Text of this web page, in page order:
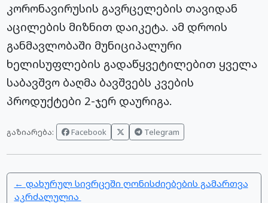
კორონავირუსის გავრცელების თავიდან
აცილების მიზნით დაიკეტა. ამ დროის
განმავლობაში მუნიციპალური
ხელისუფლების გადაწყვეტილებით ყველა
საბავშვო ბაღმა ბავშვებს კვების
პროდუქტები 2-ჯერ დაურიგა.
გაზიარება: Facebook Telegram
← დახურულ სივრცეში ღონისძიებების გამართვა
აკრძალულია